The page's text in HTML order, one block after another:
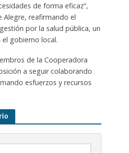
de forma eficaz”,
Alegre, reafirmando el
por la salud pública, un
gobierno local.
de la Cooperadora
a seguir colaborando
esfuerzos y recursos